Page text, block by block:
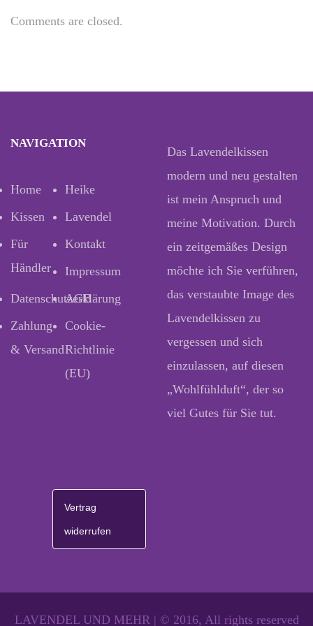
Comments are closed.
NAVIGATION
Home
Heike
Kissen
Lavendel
Für
Händler
Kontakt
Impressum
Datenschutzerklärung
AGB
Zahlung
& Versand
Cookie-
Richtlinie
(EU)
Das Lavendelkissen
modern und neu gestalten
ist mein Anspruch und
meine Motivation. Durch
ein zeitgemäßes Design
möchte ich Sie verführen,
das verstaubte Image des
Lavendelkissen zu
vergessen und sich
einzulassen, auf diesen
„Wohlfühlduft“, der so
viel Gutes für Sie tut.
Vertrag
widerrufen
LAVENDEL UND MEHR | © 2016, All rights reserved